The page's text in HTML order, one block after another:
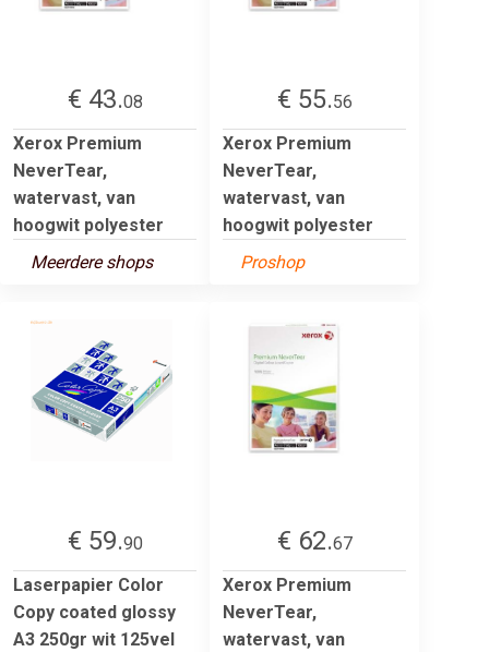
€ 43.08
Xerox Premium
NeverTear,
watervast, van
hoogwit polyester
Meerdere shops
€ 55.56
Xerox Premium
NeverTear,
watervast, van
hoogwit polyester
Proshop
€ 59.90
Laserpapier Color
Copy coated glossy
A3 250gr wit 125vel
€ 62.67
Xerox Premium
NeverTear,
watervast, van